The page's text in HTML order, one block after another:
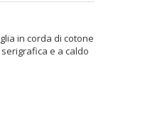
in corda di cotone
e a caldo